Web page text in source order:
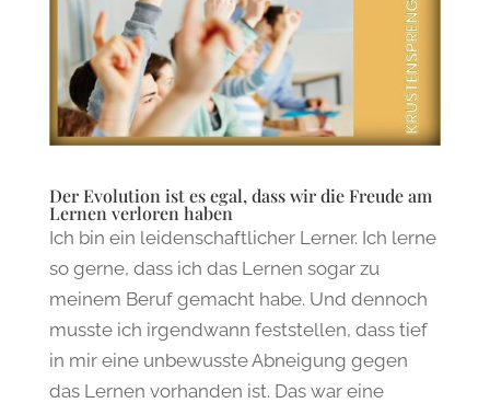
Der Evolution ist es egal, dass wir die Freude am
Lernen verloren haben
Ich bin ein leidenschaftlicher Lerner. Ich lerne
so gerne, dass ich das Lernen sogar zu
meinem Beruf gemacht habe. Und dennoch
musste ich irgendwann feststellen, dass tief
in mir eine unbewusste Abneigung gegen
das Lernen vorhanden ist. Das war eine